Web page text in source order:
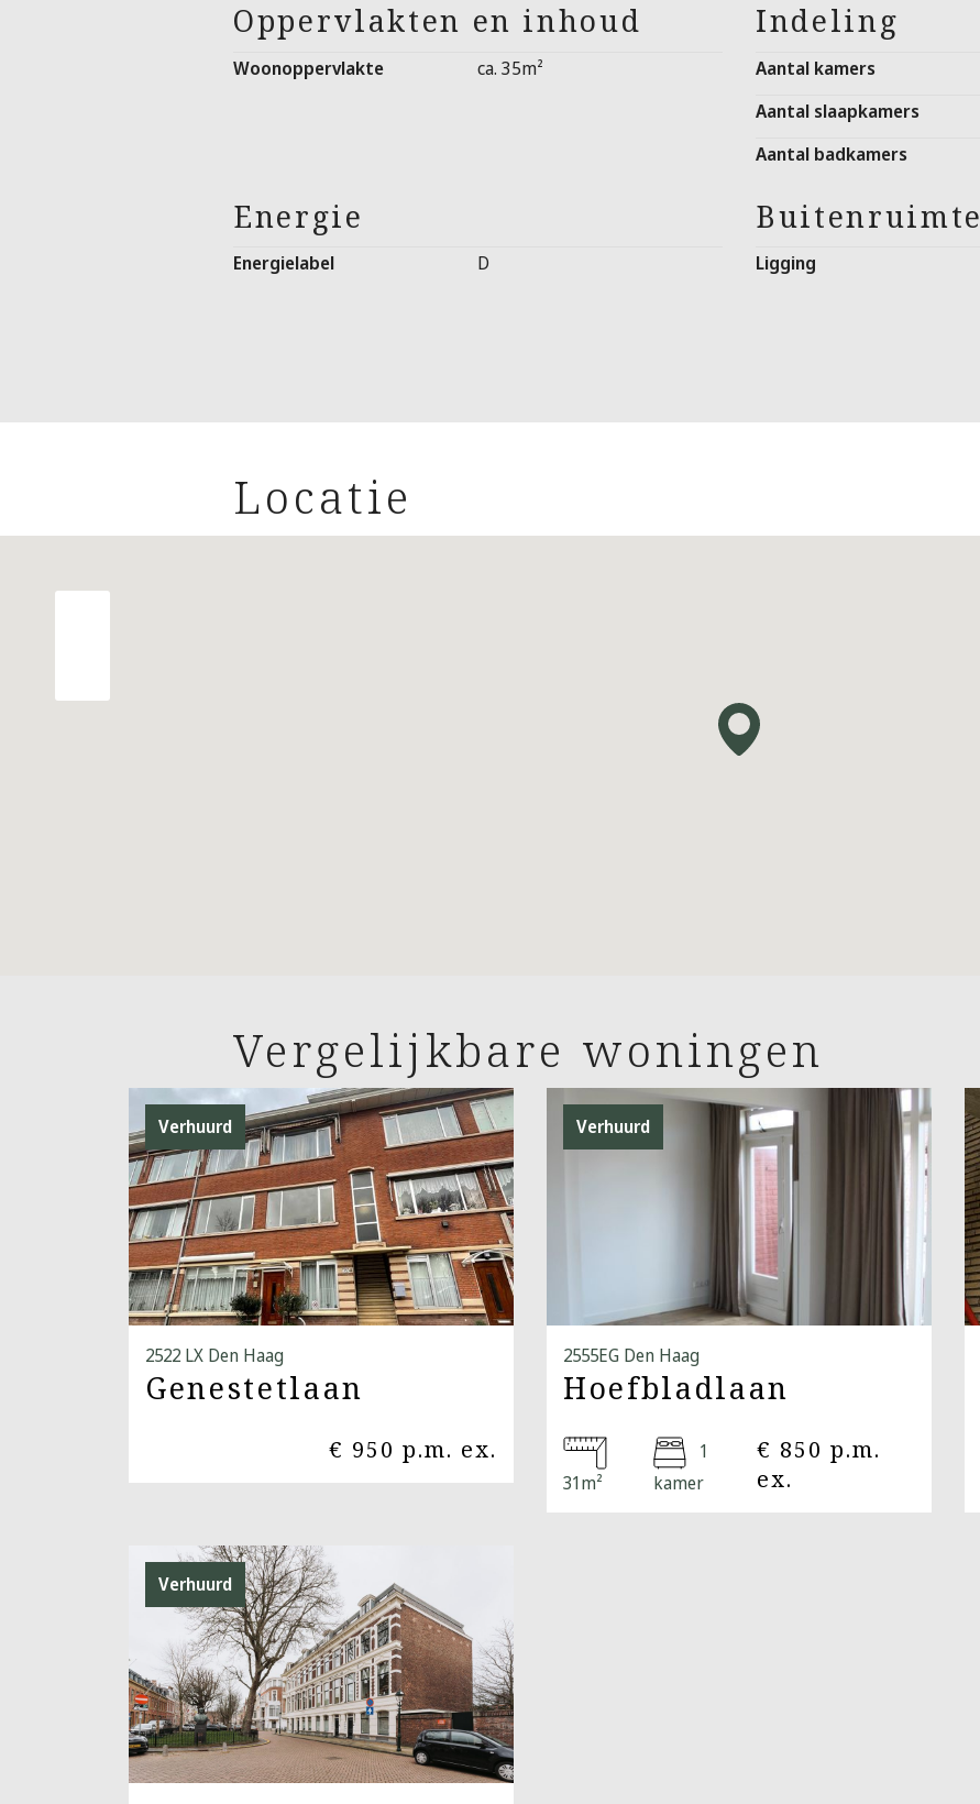
Oppervlakten en inhoud
Woonoppervlakte ca. 35m²
Indeling
Aantal kamers
Aantal slaapkamers
Aantal badkamers
Energie
Energielabel D
Buitenruimte
Ligging
Locatie
Vergelijkbare woningen
Verhuurd
2522 LX Den Haag
Genestetlaan
€ 950 p.m. ex.
Verhuurd
2555EG Den Haag
Hoefbladlaan
31m²
1
kamer
€ 850 p.m.
ex.
Verhuurd